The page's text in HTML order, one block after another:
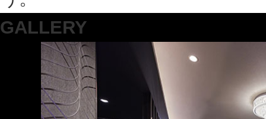
ページトップへ
パスワードを忘れた方 仮登